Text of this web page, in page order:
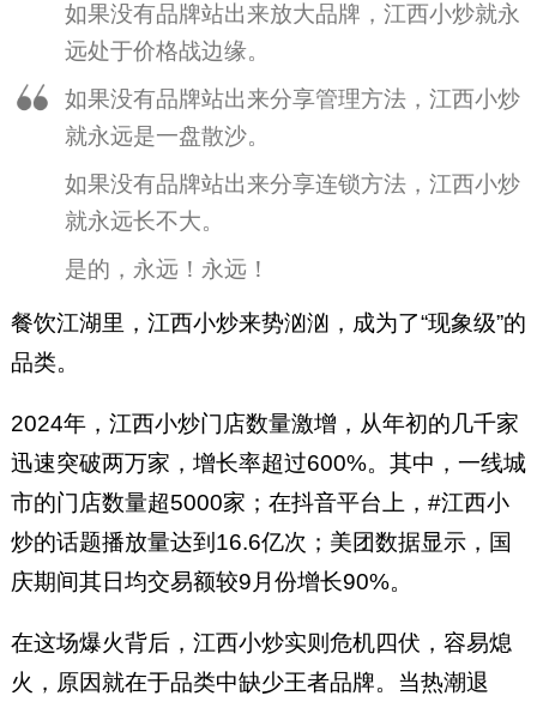
如果没有品牌站出来放大品牌，江西小炒就永
远处于价格战边缘。
如果没有品牌站出来分享管理方法，江西小炒
就永远是一盘散沙。
如果没有品牌站出来分享连锁方法，江西小炒
就永远长不大。
是的，永远！永远！
餐饮江湖里，江西小炒来势汹汹，成为了“现象级”的
品类。
2024年，江西小炒门店数量激增，从年初的几千家
迅速突破两万家，增长率超过600%。其中，一线城
市的门店数量超5000家；在抖音平台上，#江西小
炒的话题播放量达到16.6亿次；美团数据显示，国
庆期间其日均交易额较9月份增长90%。
在这场爆火背后，江西小炒实则危机四伏，容易熄
火，原因就在于品类中缺少王者品牌。当热潮退